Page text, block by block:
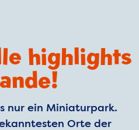
highlights
nur ein Miniaturpark.
Orte der